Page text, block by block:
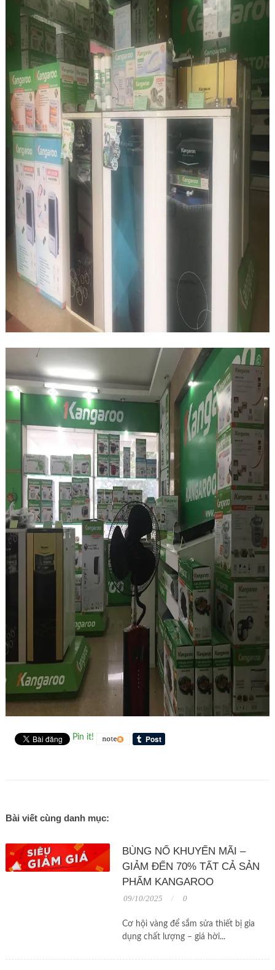
Pin it!
Bài viết cùng danh mục:
BÙNG NỔ KHUYẾN MÃI –
GIẢM ĐẾN 70% TẤT CẢ SẢN
PHẨM KANGAROO
09/10/2025 0
Cơ hội vàng để sắm sửa thiết bị gia
dụng chất lượng – giá hời...